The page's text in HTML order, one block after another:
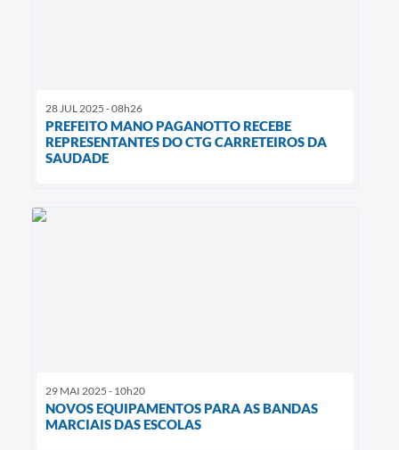
28 JUL 2025 - 08h26
PREFEITO MANO PAGANOTTO RECEBE
REPRESENTANTES DO CTG CARRETEIROS DA
SAUDADE
29 MAI 2025 - 10h20
NOVOS EQUIPAMENTOS PARA AS BANDAS
MARCIAIS DAS ESCOLAS